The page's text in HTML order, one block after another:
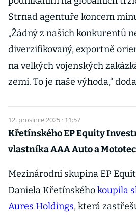
Strnad agentuře koncem
„Žádný z našich konkurentů
diverzifikovaný, exportně
na velkých vojenských
zemi. To je naše výhoda,“
12. prosince 2025 · 11:57
Křetínského EP Equity
vlastníka AAA Auto a
Mezinárodní skupina EP
Daniela Křetínskéhokoupila
Aures Holdings, která